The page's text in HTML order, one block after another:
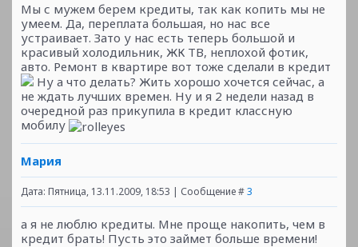
Мы с мужем берем кредиты, так как копить мы не
умеем. Да, переплата большая, но нас все
устраивает. Зато у нас есть теперь большой и
красивый холодильник, ЖК ТВ, неплохой фотик,
авто. Ремонт в квартире вот тоже сделали в кредит
Ну а что делать? Жить хорошо хочется сейчас, а
не ждать лучших времен. Ну и я 2 недели назад в
очередной раз прикупила в кредит классную
мобилу
Мария
Дата: Пятница, 13.11.2009, 18:53 | Сообщение #3
а я не люблю кредиты. Мне проще накопить, чем в
кредит брать! Пусть это займет больше времени!